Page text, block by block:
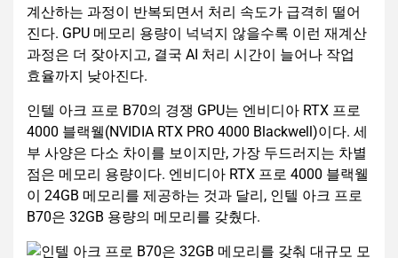
계산하는 과정이 반복되면서 처리 속도가 급격히 떨어
진다. GPU 메모리 용량이 넉넉지 않을수록 이런 재계산
과정은 더 잦아지고, 결국 AI 처리 시간이 늘어나 작업
효율까지 낮아진다.
인텔 아크 프로 B70의 경쟁 GPU는 엔비디아 RTX 프로
4000 블랙웰(NVIDIA RTX PRO 4000 Blackwell)이다. 세
부 사양은 다소 차이를 보이지만, 가장 두드러지는 차별
점은 메모리 용량이다. 엔비디아 RTX 프로 4000 블랙웰
이 24GB 메모리를 제공하는 것과 달리, 인텔 아크 프로
B70은 32GB 용량의 메모리를 갖췄다.